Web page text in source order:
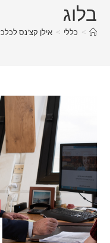
בלוג
> כללי > אילן קצ'נס